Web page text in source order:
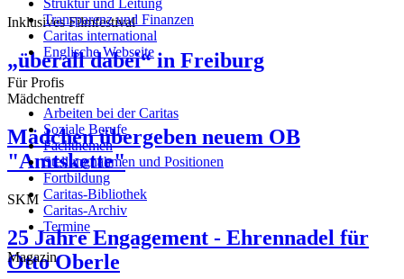
Inklusives Filmfestival
„überall dabei“ in Freiburg
Mädchentreff
Mädchen übergeben neuem OB
"Amtskette"
SKM
25 Jahre Engagement - Ehrennadel für
Otto Oberle
Struktur und Leitung
Transparenz und Finanzen
Caritas international
Englische Webseite
Für Profis
Arbeiten bei der Caritas
Soziale Berufe
Fachthemen
Stellungnahmen und Positionen
Fortbildung
Caritas-Bibliothek
Caritas-Archiv
Termine
Magazin